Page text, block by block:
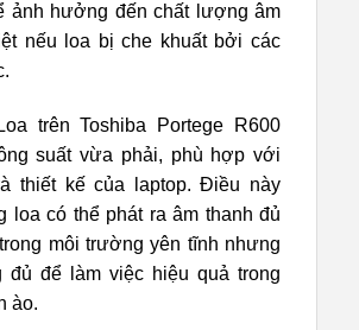
ảnh hưởng đến chất lượng âm
nếu loa bị che khuất bởi các
trên Toshiba Portege R600
suất vừa phải, phù hợp với
thiết kế của laptop. Điều này
loa có thể phát ra âm thanh đủ
môi trường yên tĩnh nhưng
đủ để làm việc hiệu quả trong
ào.